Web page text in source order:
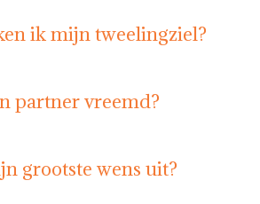
ik mijn tweelingziel?
partner vreemd?
grootste wens uit?